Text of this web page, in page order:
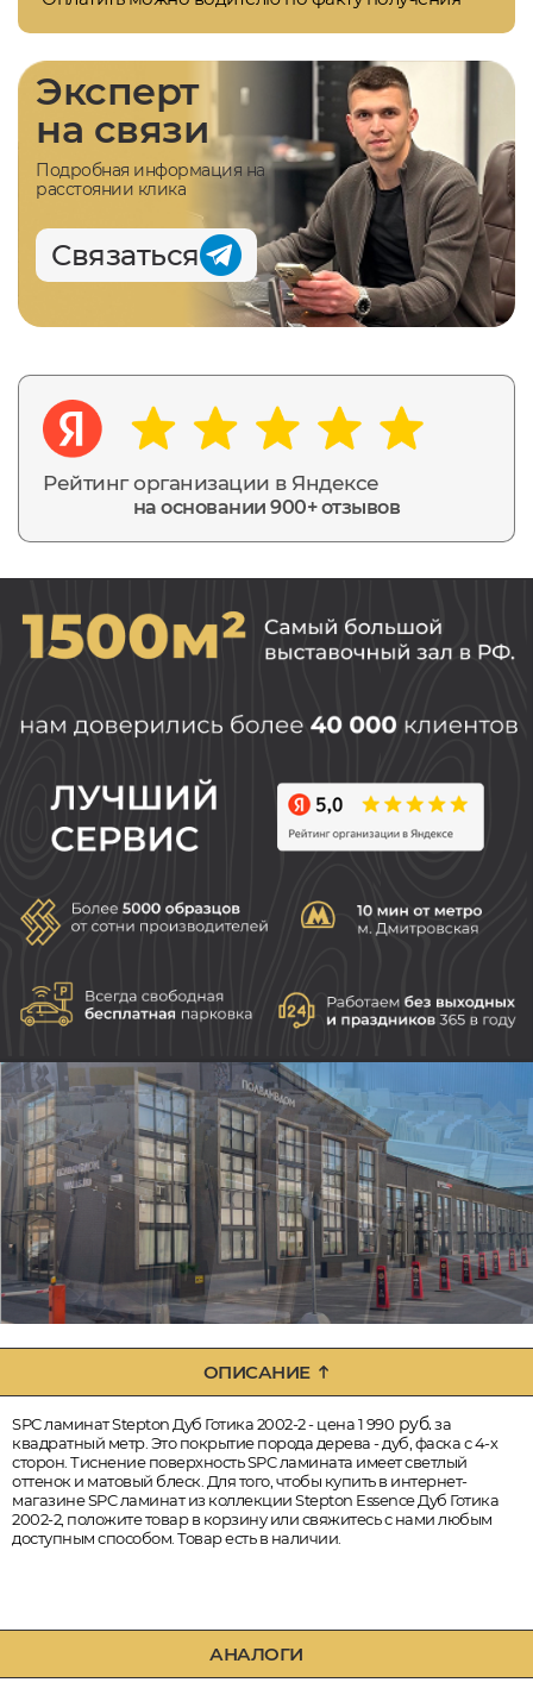
Рейтинг организации в Яндексе
на основании 900+ отзывов
Эксперт
на связи
Подробная информация на
расстоянии клика
Связаться
ОПИСАНИЕ
SPC ламинат Stepton Дуб Готика 2002-2 - цена 1 990 руб.за
квадратный метр. Это покрытие порода дерева - дуб, фаска с 4-х
сторон. Тиснение поверхность SPC ламината имеет светлый
оттенок и матовый блеск. Для того, чтобы купить в интернет-
магазине SPC ламинат из коллекции Stepton Essence Дуб Готика
2002-2, положите товар в корзину или свяжитесь с нами любым
доступным способом. Товар есть в наличии.
АНАЛОГИ